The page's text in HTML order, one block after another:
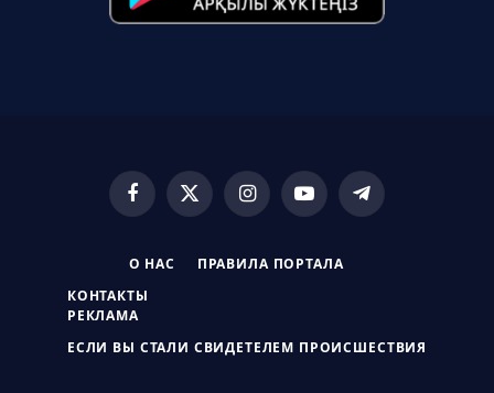
Facebook
X
InstagramYouTubeTelegram
О НАС ПРАВИЛА ПОРТАЛА
КОНТАКТЫ
РЕКЛАМА
ЕСЛИ ВЫ СТАЛИ СВИДЕТЕЛЕМ ПРОИСШЕСТВИЯ